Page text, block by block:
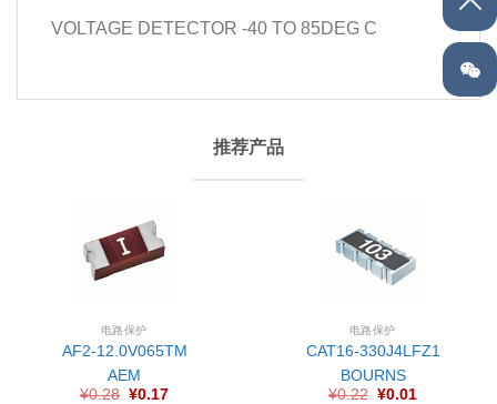
VOLTAGE DETECTOR -40 TO 85DEG C
推荐产品
电路保护
AF2-12.0V065TM
AEM
¥0.28 ¥0.17
电路保护
CAT16-330J4LFZ1
BOURNS
¥0.22 ¥0.01